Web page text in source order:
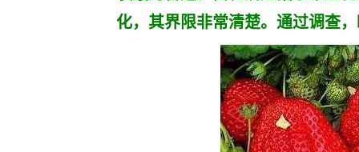
化，其界限非常清楚。通过调查